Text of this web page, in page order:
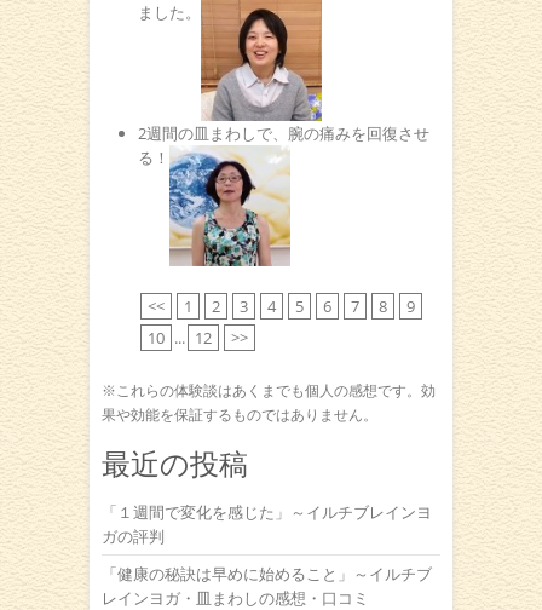
ました。
2週間の皿まわしで、腕の痛みを回復させ
る！
<< 1 2 3 4 5 6 7 8
9
10 ... 12 >>
※これらの体験談はあくまでも個人の感想です。効
果や効能を保証するものではありません。
最近の投稿
「１週間で変化を感じた」～イルチブレインヨ
ガの評判
「健康の秘訣は早めに始めること」～イルチブ
レインヨガ・皿まわしの感想・口コミ